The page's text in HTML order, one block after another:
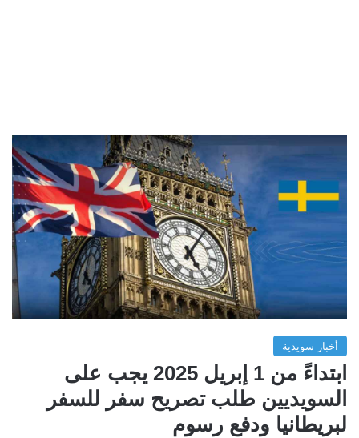
أخبار سويدية
ابتداءً من 1 إبريل 2025 يجب على
السويديين طلب تصريح سفر للسفر
لبريطانيا ودفع رسوم